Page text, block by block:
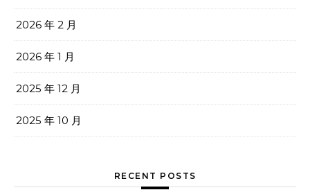
2026 年 2 月
2026 年 1 月
2025 年 12 月
2025 年 10 月
RECENT POSTS